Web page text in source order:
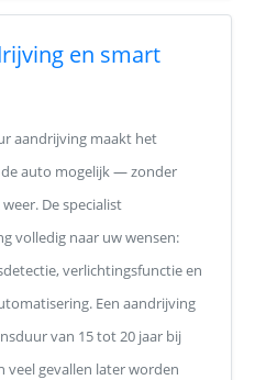
en smart
aandrijving maakt het
auto mogelijk — zonder
De specialist
volledig naar uw wensen:
verlichtingsfunctie en
Een aandrijving
van 15 tot 20 jaar bij
veel gevallen later worden